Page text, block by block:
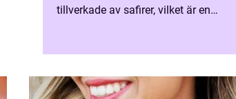
tillverkade av safirer, vilket är en